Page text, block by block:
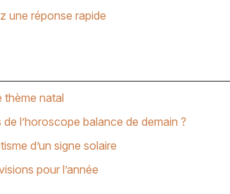
une réponse rapide
thème natal
l’horoscope balance de demain ?
d’un signe solaire
pour l’année